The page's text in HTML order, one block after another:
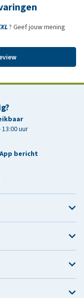
? Geef jouw mening
uur
bericht